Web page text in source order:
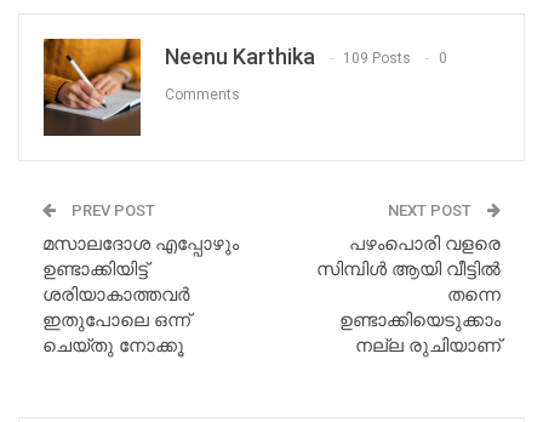
Neenu Karthika 109 Posts 0
Comments
PREV POST
മസാലദോശ എപ്പോഴും
ഉണ്ടാക്കിയിട്ട്
ശരിയാകാത്തവർ
ഇതുപോലെ ഒന്ന്
ചെയ്തു നോക്കൂ
NEXT POST
പഴംപൊരി വളരെ
സിമ്പിൾ ആയി വീട്ടിൽ
തന്നെ
ഉണ്ടാക്കിയെടുക്കാം
നല്ല രുചിയാണ്‌